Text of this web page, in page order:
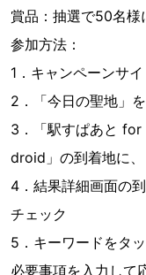
賞品：抽選で50名
参加方法：
1．キャンペーンサ
2．「今日の聖地」
3．「駅すぱあと
droid」の到着地に
4．結果詳細画面の
チェック
5．キーワードをタ
必要事項を入力して